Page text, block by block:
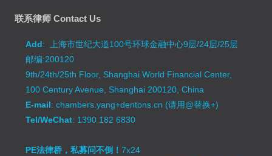
联系律师 Contact Us
Add: 上海市世纪大道100号环球金融中心9层/24层/25层
邮编:200120
9th/24th/25th Floor, Shanghai World Financial Center,
100 Century Avenue, Shanghai 200120, China
E-mail: chambers.yang+dentons.cn (请用@替换+)
Tel/WeChat: 1390 182 6830
PE法律桥，私募问不倒！7x24